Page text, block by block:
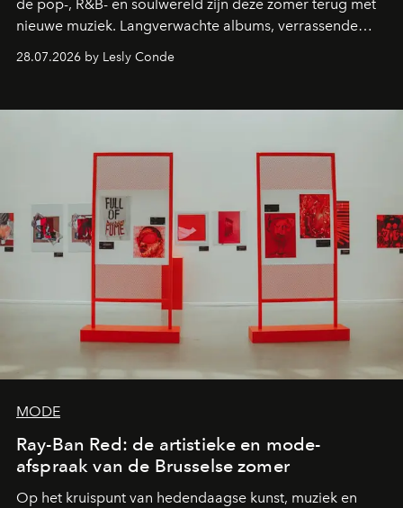
de pop-, R&B- en soulwereld zijn deze zomer terug met
nieuwe muziek. Langverwachte albums, verrassende
comebacks en veelbelovende nieuwe projecten: dit zijn
de releases die je niet mag missen.
28.07.2026 by Lesly Conde
MODE
Ray-Ban Red: de artistieke en mode-
afspraak van de Brusselse zomer
Op het kruispunt van hedendaagse kunst, muziek en